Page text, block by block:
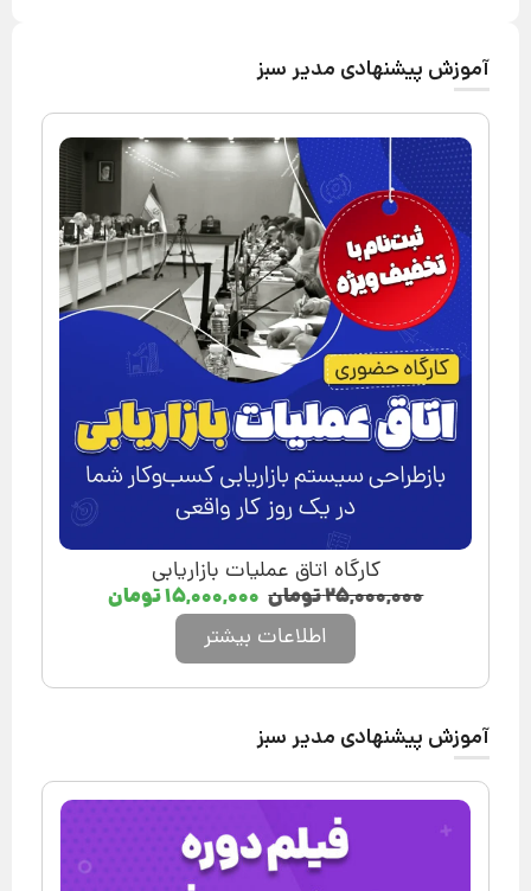
آموزش پیشنهادی مدیر سبز
کارگاه اتاق عملیات بازاریابی
۲۵,۰۰۰,۰۰۰تومان ۱۵,۰۰۰,۰۰۰تومان
اطلاعات بیشتر
آموزش پیشنهادی مدیر سبز